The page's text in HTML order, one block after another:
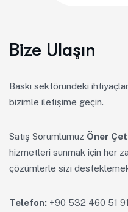
Bize Ulaşın
Baskı sektöründeki
bizimle iletişime geçin.
Satış Sorumlumuz Öner
hizmetleri sunmak için her
çözümlerle sizi
Telefon: +90 532 460 51